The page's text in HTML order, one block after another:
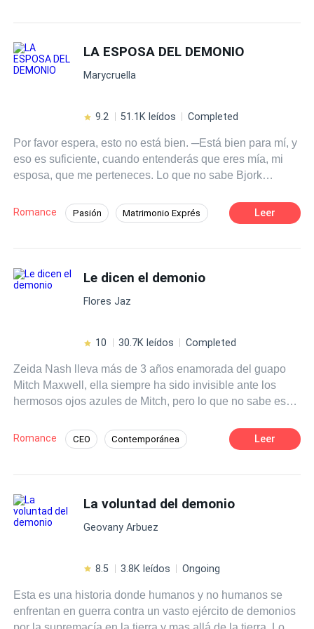
que un lobo amargado, cruel y despreocupado, se mete
en todas las peleas posibles para darle fin a su vida y
volverse a encontrar con la que un día fue su Luna. Pero
Demonio Luna Drama
LA ESPOSA DEL DEMONIO
Marycruella
9.2 51.1K leídos Completed
Por favor espera, esto no está bien. ─Está bien para mí, y
eso es suficiente, cuando entenderás que eres mía, mi
esposa, que me perteneces. Lo que no sabe Bjork
resultado nada bien.
Romance Pasión Matrimonio Exprés
Matrimonio por Contrato Poder Femenino
Leer
Le dicen el demonio
Flores Jaz
10 30.7K leídos Completed
Zeida Nash lleva más de 3 años enamorada del guapo
Mitch Maxwell, ella siempre ha sido invisible ante los
hermosos ojos azules de Mitch, pero lo que no sabe es
ella desde el primer día que la vio, pero siendo un
hombre frio y con una reputación intachable, prefiere
tiene preparado. Romance, celos, drama, eso y mucho
más, nos espera en esta pequeña historia.
Romance CEO Contemporánea
Relación en la Oficina
Leer
La voluntad del demonio
Geovany Arbuez
8.5 3.8K leídos Ongoing
Esta es una historia donde humanos y no humanos se
enfrentan en guerra contra un vasto ejército de demonios